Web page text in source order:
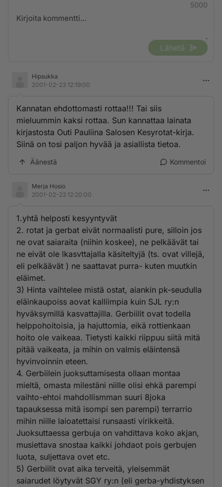
5000
Lähetä
Hipsukka
2001-02-23 12:19:00
Kannatan ehdottomasti rottaa!!! Tai siis
mieluummin kaksi rottaa. Sun kannattaa lainata
kirjastosta Outi Pauliina Salosen Kesyrotat-kirja.
Siinä on tosi paljon hyvää ja asiallista tietoa.
Äänestä Kommentoi
Merja Hosio
2001-02-23 12:20:00
1.yhtä helposti kesyyntyvät
2. rotat ja gerbat eivät normaalisti pure, silloin jos
ne ovat saiaraita (niihin koskee), ne pelkäävät tai
ne eivät ole lkasvttajalla käsiteltyjä (ts. ovat villejä,
eli pelkäävät ) ne saattavat purra- kuten muutkin
eläimet.
3) Hinta vaihtelee mistä ostat, aiankin pk-seudulla
eläinkaupoiss aovat kalliimpia kuin SJL ry:n
hyväksymillä kasvattajilla. Gerbiilit ovat todella
helppohoitoisia, ja hajuttomia, eikä rottienkaan
hoito ole vaikeaa. Tietysti kaikki riippuu siitä mitä
pitää vaikeata, ja mihin on valmis eläintensä
hyvinvoinnin eteen.
4. Gerbiilein juoksuttamisesta ollaan montaa
mieltä, omasta milestäni niille olisi ehkä parempi
vaihto-ehtoi mahdollismman suuri 8joka
tapauksessa mitä isompi sen parempi) terrarrio
mihin niille laioatettaisi runsaasti virikkeitä.
Juoksuttaessa gerbuja on vahdittava koko akjan,
musiettava snostaa kaikki johdaot pois gerbujen
luota, suljettava ovet etc.
5) Gerbiilit ovat aika terveitä, yleisemmät
saiarudet löytyvät SGY ry:n (eli gerba-yhdistyksen